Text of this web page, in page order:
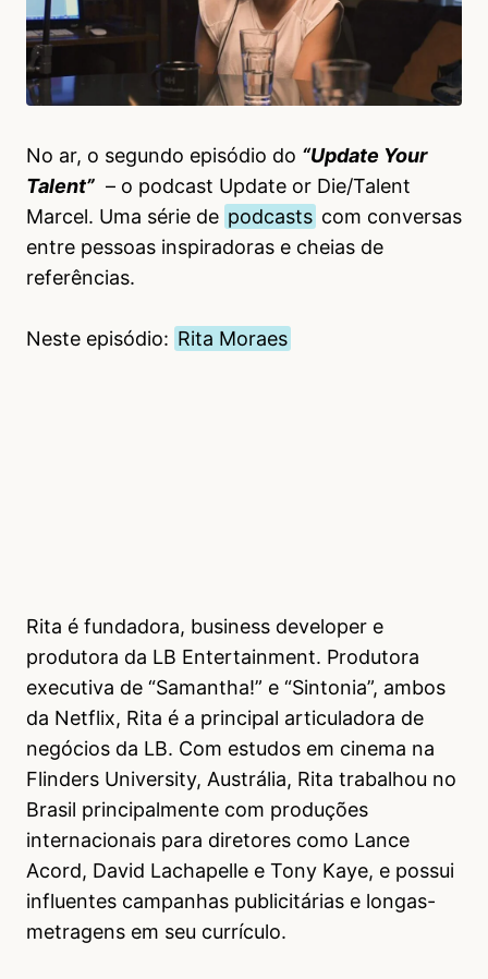
No ar, o segundo episódio do “Update Your
Talent” – o podcast Update or Die/Talent
Marcel. Uma série de podcasts com conversas
entre pessoas inspiradoras e cheias de
referências.
Neste episódio: Rita Moraes
Rita é fundadora, business developer e
produtora da LB Entertainment. Produtora
executiva de “Samantha!” e “Sintonia”, ambos
da Netflix, Rita é a principal articuladora de
negócios da LB. Com estudos em cinema na
Flinders University, Austrália, Rita trabalhou no
Brasil principalmente com produções
internacionais para diretores como Lance
Acord, David Lachapelle e Tony Kaye, e possui
influentes campanhas publicitárias e longas-
metragens em seu currículo.